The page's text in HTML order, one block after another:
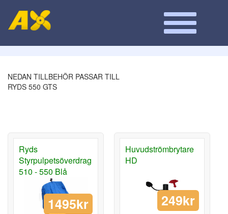
NEDAN TILLBEHÖR PASSAR TILL
RYDS 550 GTS
Ryds
Styrpulpetsöverdrag
510 - 550 Blå
1495kr
Huvudströmbrytare
HD
249kr